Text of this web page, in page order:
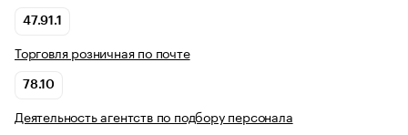
47.91.1
Торговля розничная по почте
78.10
Деятельность агентств по подбору персонала